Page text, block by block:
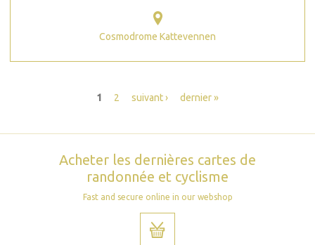
Cosmodrome Kattevennen
1 2 suivant › dernier »
Acheter les dernières cartes de
randonnée et cyclisme
Fast and secure online in our webshop